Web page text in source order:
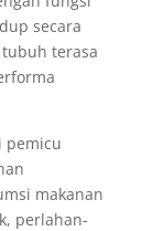
secara
terasa
pemicu
makanan
perlahan-